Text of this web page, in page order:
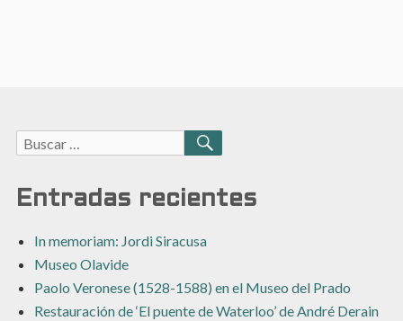
Buscar:
BUSCAR
Entradas recientes
In memoriam: Jordi Siracusa
Museo Olavide
Paolo Veronese (1528-1588) en el Museo del Prado
Restauración de ‘El puente de Waterloo’ de André Derain